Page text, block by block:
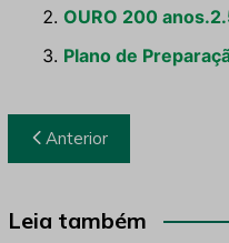
OURO 200
Plano de
Navegação
de
Post
Anterior
Leia também